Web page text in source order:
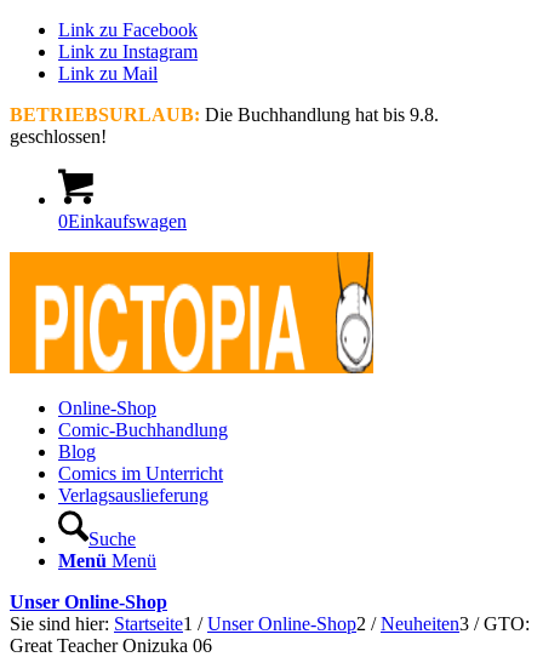
Link zu Facebook
Link zu Instagram
Link zu Mail
BETRIEBSURLAUB: Die Buchhandlung hat bis 9.8.
geschlossen!
0Einkaufswagen
Online-Shop
Comic-Buchhandlung
Blog
Comics im Unterricht
Verlagsauslieferung
Suche
Menü Menü
Unser Online-Shop
Sie sind hier: Startseite1 / Unser Online-Shop2 / Neuheiten3 / GTO:
Great Teacher Onizuka 06